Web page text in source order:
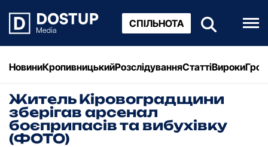
СПІЛЬНОТА
НовиниКропивницькийРозслідуванняСтаттіВироки
Житель Кіровоградщини
зберігав арсенал
боєприпасів та вибухівку
(ФОТО)